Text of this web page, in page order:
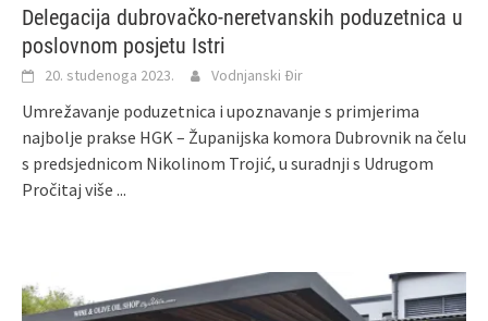
Delegacija dubrovačko-neretvanskih poduzetnica u
poslovnom posjetu Istri
20. studenoga 2023. Vodnjanski Đir
Umrežavanje poduzetnica i upoznavanje s primjerima
najbolje prakse HGK – Županijska komora Dubrovnik na čelu
s predsjednicom Nikolinom Trojić, u suradnji s Udrugom
Pročitaj više ...